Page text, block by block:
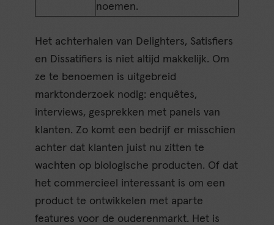
noemen.
Het achterhalen van Delighters, Satisfiers
en Dissatifiers is niet altijd makkelijk. Om
ze te benoemen is uitgebreid
marktonderzoek nodig: enquêtes,
interviews, gesprekken met panels van
klanten. Zo komt een bedrijf er misschien
achter dat klanten juist nu zitten te
wachten op biologische producten. Of dat
het commercieel interessant is om een
product te ontwikkelen met aparte
features voor de ouderenmarkt. Het is